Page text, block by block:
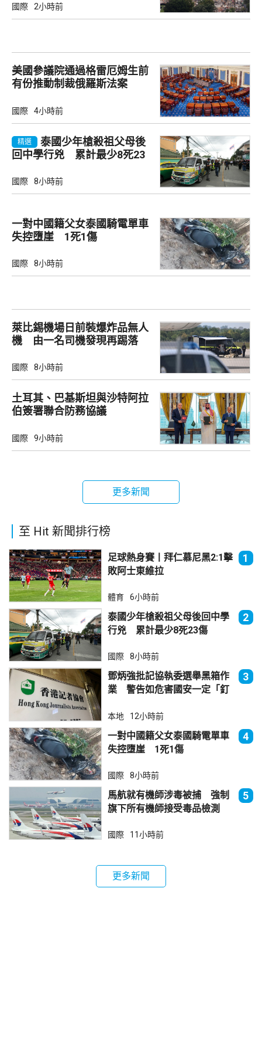
國際 2小時前
美國參議院通過格雷厄姆生前
有份推動制裁俄羅斯法案
國際 4小時前
精選
泰國少年槍殺祖父母後
回中學行兇 累計最少8死23
國際 8小時前
一對中國籍父女泰國騎電單車
失控墮崖 1死1傷
國際 8小時前
萊比錫機場日前裝爆炸品無人
機 由一名司機發現再踢落
國際 8小時前
土耳其、巴基斯坦與沙特阿拉
伯簽署聯合防務協議
國際 9小時前
更多新聞
至 Hit 新聞排行榜
足球熱身賽丨拜仁慕尼黑2:1擊
敗阿士東維拉
1
體育 6小時前
泰國少年槍殺祖父母後回中學
行兇 累計最少8死23傷
2
國際 8小時前
鄧炳強批記協執委選舉黑箱作
業 警告如危害國安一定「釘
3
本地 12小時前
一對中國籍父女泰國騎電單車
失控墮崖 1死1傷
4
國際 8小時前
馬航就有機師涉毒被捕 強制
旗下所有機師接受毒品檢測
5
國際 11小時前
更多新聞